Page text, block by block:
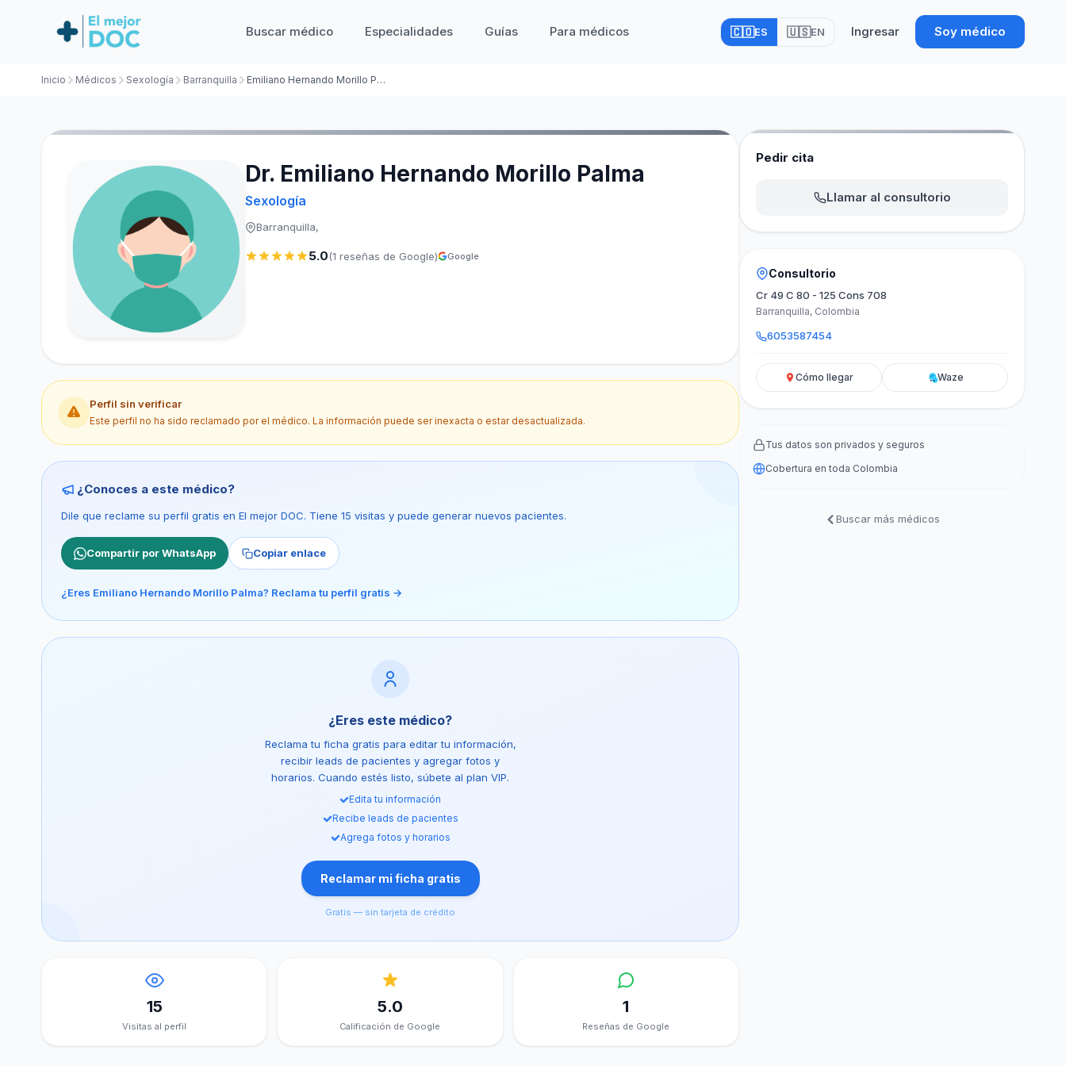
Buscar médico Especialidades Guías Para médicos 🇨🇴ES 🇺🇸EN Ingresar Soy médico
Inicio Médicos Sexología Barranquilla Emiliano Hernando Morillo Palma
Dr. Emiliano Hernando Morillo Palma
Sexología
Barranquilla,
5.0(1 reseñas de Google) Google
Perfil sin verificar
Este perfil no ha sido reclamado por el médico. La información puede ser inexacta o estar desactualizada.
¿Conoces a este médico?
Dile que reclame su perfil gratis en El mejor DOC. Tiene 15 visitas y puede generar nuevos pacientes.
Compartir por WhatsApp Copiar enlace
¿Eres Emiliano Hernando Morillo Palma? Reclama tu perfil gratis →
¿Eres este médico?
Reclama tu ficha gratis para editar tu información,
recibir leads de pacientes y agregar fotos y
horarios. Cuando estés listo, súbete al plan VIP.
Edita tu información
Recibe leads de pacientes
Agrega fotos y horarios
Reclamar mi ficha gratis
Gratis — sin tarjeta de crédito
15
Visitas al perfil
5.0
Calificación de Google
1
Reseñas de Google
Pedir cita
Llamar al consultorio
Consultorio
Cr 49 C 80 - 125 Cons 708
Barranquilla, Colombia
6053587454
Cómo llegar Waze
Tus datos son privados y seguros
Cobertura en toda Colombia
Buscar más médicos